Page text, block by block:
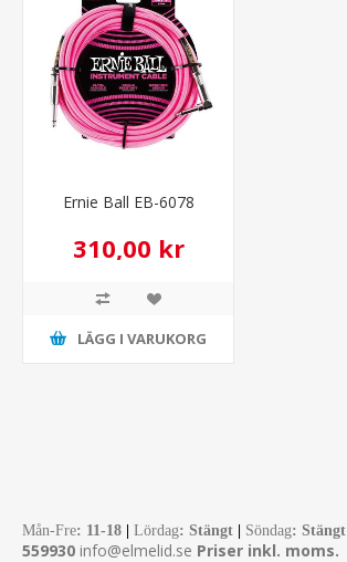
Ernie Ball EB-6078
310,00 kr
LÄGG I VARUKORG
Mån-Fre: 11-18 | Lördag: Stängt | Söndag: Stängt
559930 info@elmelid.se Priser inkl. moms.